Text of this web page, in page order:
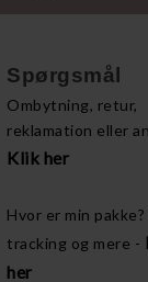
Spørgsmål
Ombytning, retur,
reklamation eller
Klik her
Hvor er min pakke?
tracking og mere -
her